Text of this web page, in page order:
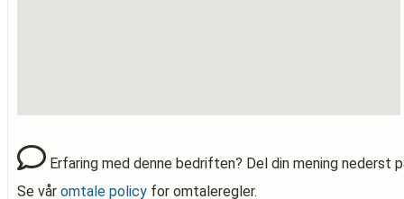
Erfaring med denne bedriften? Del din mening nederst
Se vår omtale policy for omtaleregler.